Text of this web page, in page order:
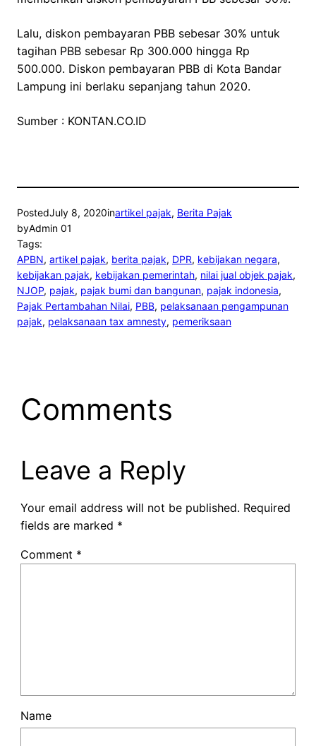
Lalu, diskon pembayaran PBB sebesar 30% untuk
tagihan PBB sebesar Rp 300.000 hingga Rp
500.000. Diskon pembayaran PBB di Kota Bandar
Lampung ini berlaku sepanjang tahun 2020.
Sumber : KONTAN.CO.ID
PostedJuly 8, 2020inartikel pajak, Berita Pajak
byAdmin 01
Tags:
APBN, artikel pajak, berita pajak, DPR, kebijakan negara
kebijakan pajak, kebijakan pemerintah, nilai jual objek pajak
NJOP, pajak, pajak bumi dan bangunan, pajak indonesia
Pajak Pertambahan Nilai, PBB, pelaksanaan pengampunan
pajak, pelaksanaan tax amnesty, pemeriksaan
Comments
Leave a Reply
Your email address will not be published. Required
fields are marked *
Comment *
Name